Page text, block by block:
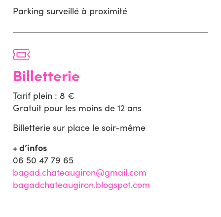
Parking surveillé à proximité
Billetterie
Tarif plein : 8 €
Gratuit pour les moins de 12 ans
Billetterie sur place le soir-même
+ d’infos
06 50 47 79 65
bagad.chateaugiron@gmail.com
bagadchateaugiron.blogspot.com